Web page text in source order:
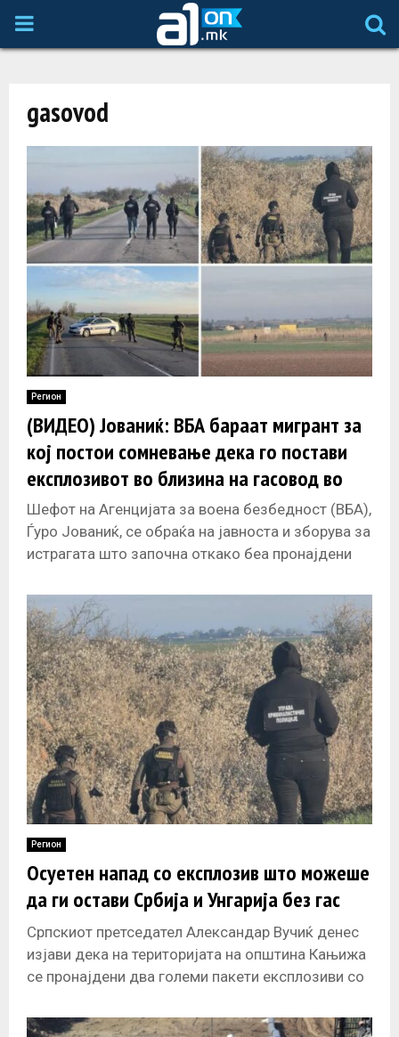
P
A
R
Y
M
E
N
U
gasovod
Регион
(ВИДЕО) Јованиќ: ВБА бараат мигрант за
кој постои сомневање дека го постави
експлозивот во близина на гасовод во
Кањижа
Шефот на Агенцијата за воена безбедност (ВБА),
Ѓуро Јованиќ, се обраќа на јавноста и зборува за
истрагата што започна откако беа пронајдени
Регион
Осуетен напад со експлозив што можеше
да ги остави Србија и Унгарија без гас
Српскиот претседател Александар Вучиќ денес
изјави дека на територијата на општина Кањижа
се пронајдени два големи пакети експлозиви со
на